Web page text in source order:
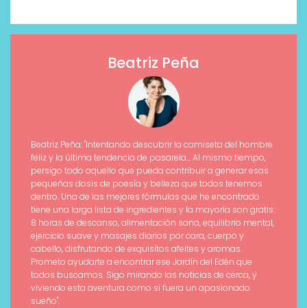
Beatriz Peña
Beatriz Peña: "Intentando descubrir la camiseta del hombre
feliz y la última tendencia de pasarela... Al mismo tiempo,
persigo todo aquello que pueda contribuir a generar esas
pequeñas dosis de poesía y belleza que todos tenemos
dentro. Una de las mejores fórmulas que he encontrado
tiene una larga lista de ingredientes y la mayoría son gratis:
8 horas de descanso, alimentación sana, equilibrio mental,
ejercicio suave y masajes diarios por cara, cuerpo y
cabello, disfrutando de exquisitos afeites y aromas.
Prometo ayudarte a encontrar ese Jardín del Edén que
todos buscamos. Sigo mirando las noticias de cerca, y
viviendo esta aventura como si fuera un apasionado
sueño".